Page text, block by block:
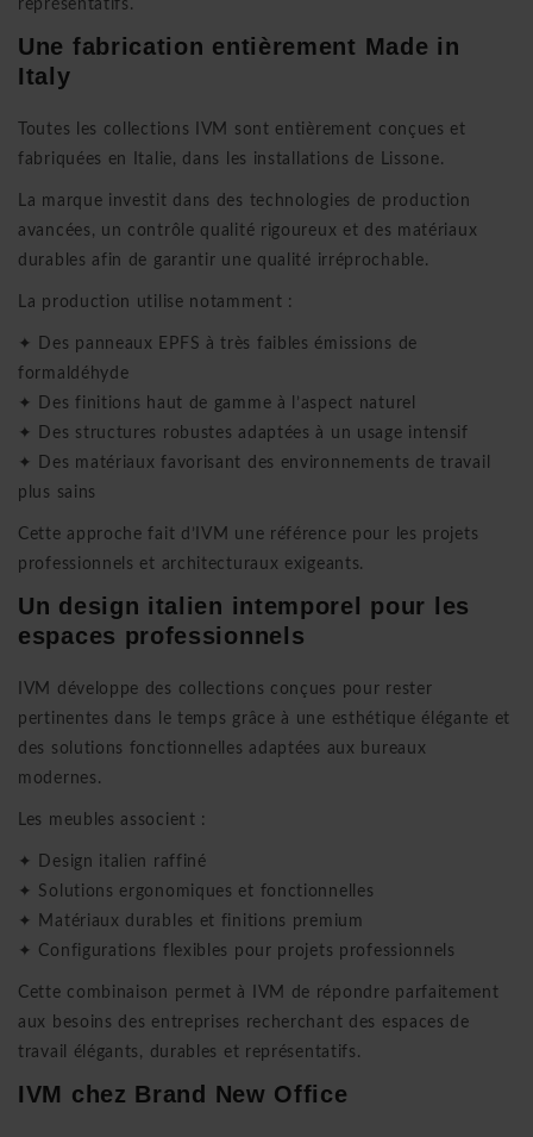
représentatifs.
Une fabrication entièrement Made in
Italy
Toutes les collections IVM sont entièrement conçues et
fabriquées en Italie, dans les installations de Lissone.
La marque investit dans des technologies de production
avancées, un contrôle qualité rigoureux et des matériaux
durables afin de garantir une qualité irréprochable.
La production utilise notamment :
✦ Des panneaux EPFS à très faibles émissions de
formaldéhyde
✦ Des finitions haut de gamme à l’aspect naturel
✦ Des structures robustes adaptées à un usage intensif
✦ Des matériaux favorisant des environnements de travail
plus sains
Cette approche fait d’IVM une référence pour les projets
professionnels et architecturaux exigeants.
Un design italien intemporel pour les
espaces professionnels
IVM développe des collections conçues pour rester
pertinentes dans le temps grâce à une esthétique élégante et
des solutions fonctionnelles adaptées aux bureaux
modernes.
Les meubles associent :
✦ Design italien raffiné
✦ Solutions ergonomiques et fonctionnelles
✦ Matériaux durables et finitions premium
✦ Configurations flexibles pour projets professionnels
Cette combinaison permet à IVM de répondre parfaitement
aux besoins des entreprises recherchant des espaces de
travail élégants, durables et représentatifs.
IVM chez Brand New Office